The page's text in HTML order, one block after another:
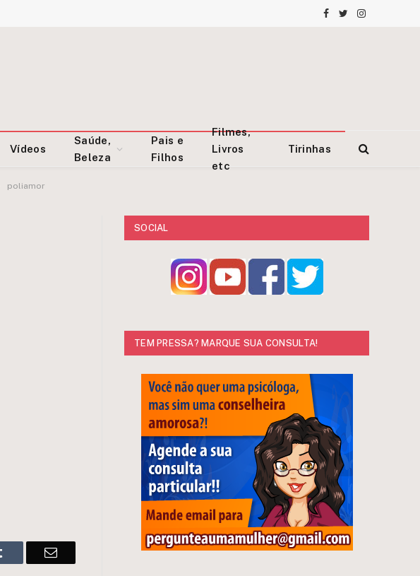
Facebook
TwitterInstagram
Vídeos
Saúde,
Beleza
Pais e
Filhos
Filmes,
Livros
etc
Tirinhas
poliamor
Tumblr Email
SOCIAL
TEM PRESSA? MARQUE SUA CONSULTA!